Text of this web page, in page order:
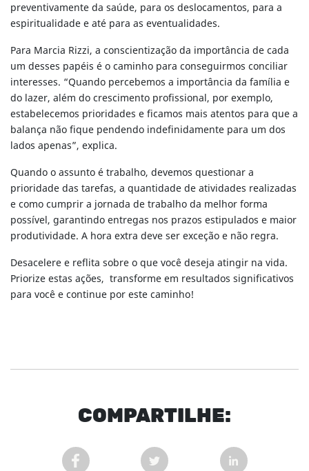
COMPARTILHE:
preventivamente da saúde, para os deslocamentos, para a
espiritualidade e até para as eventualidades.
Para Marcia Rizzi, a conscientização da importância de cada
um desses papéis é o caminho para conseguirmos conciliar
interesses. “Quando percebemos a importância da família e
do lazer, além do crescimento profissional, por exemplo,
estabelecemos prioridades e ficamos mais atentos para que a
balança não fique pendendo indefinidamente para um dos
lados apenas”, explica.
Quando o assunto é trabalho, devemos questionar a
prioridade das tarefas, a quantidade de atividades realizadas
e como cumprir a jornada de trabalho da melhor forma
possível, garantindo entregas nos prazos estipulados e maior
produtividade. A hora extra deve ser exceção e não regra.
Desacelere e reflita sobre o que você deseja atingir na vida.
Priorize estas ações, transforme em resultados significativos
para você e continue por este caminho!